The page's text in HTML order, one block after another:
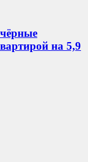
на 5,9